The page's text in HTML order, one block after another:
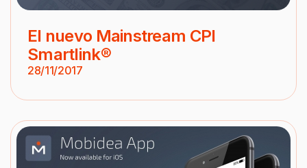
El nuevo Mainstream CPI
Smartlink®
28/11/2017